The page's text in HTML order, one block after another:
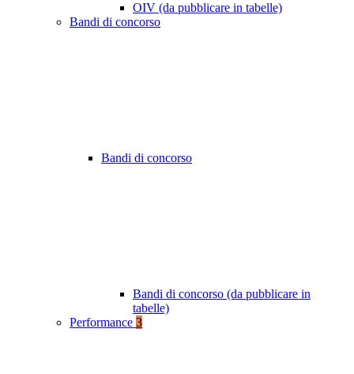
OIV (da pubblicare in tabelle)
Bandi di concorso
Bandi di concorso
Bandi di concorso (da pubblicare in
tabelle)
Performance 3